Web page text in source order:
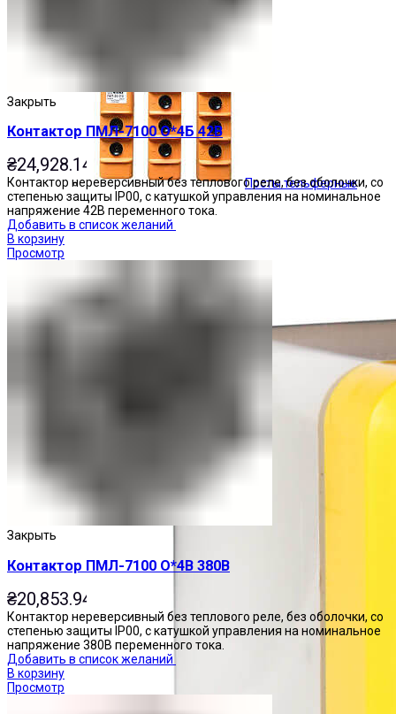
Посты тельферные
Закрыть
Контактор ПМЛ-7100 О*4Б 42В
₴24,928.14
Контактор нереверсивный без теплового реле, без оболочки, со
степенью защиты IP00, с катушкой управления на номинальное
напряжение 42В переменного тока.
Добавить в список желаний
В корзину
Просмотр
Закрыть
Контактор ПМЛ-7100 О*4В 380В
₴20,853.94
Контактор нереверсивный без теплового реле, без оболочки, со
степенью защиты IP00, с катушкой управления на номинальное
напряжение 380В переменного тока.
Добавить в список желаний
В корзину
Просмотр